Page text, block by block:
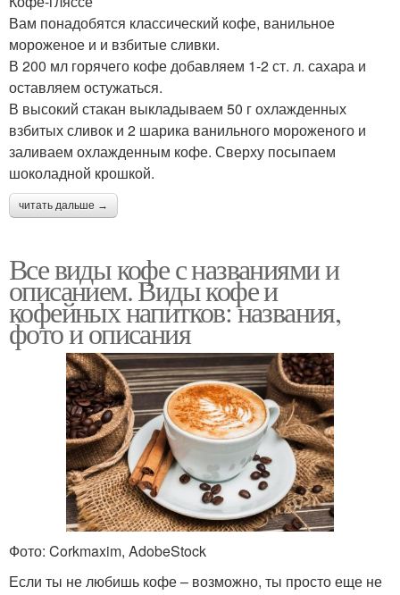
Вам понадобятся классический кофе, ванильное
мороженое и и взбитые сливки.
В 200 мл горячего кофе добавляем 1-2 ст. л. сахара и
оставляем остужаться.
В высокий стакан выкладываем 50 г охлажденных
взбитых сливок и 2 шарика ванильного мороженого и
заливаем охлажденным кофе. Сверху посыпаем
шоколадной крошкой.
читать дальше →
Все виды кофе с названиями и
описанием. Виды кофе и
кофейных напитков: названия,
фото и описания
Фото: Corkmaxim, AdobeStock
Если ты не любишь кофе – возможно, ты просто еще не